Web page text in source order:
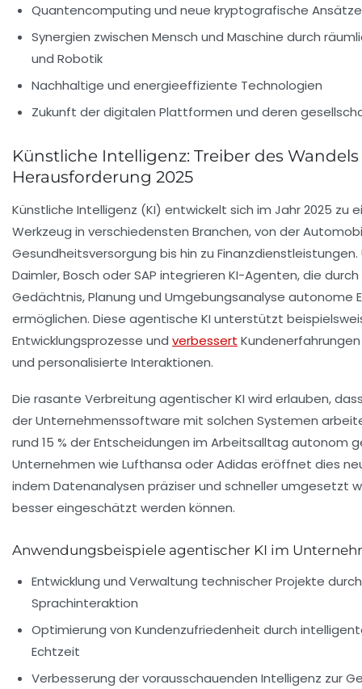
Quantencomputing und neue kryptografische Ansätze
Synergien zwischen Mensch und Maschine durch
und Robotik
Nachhaltige und energieeffiziente Technologien
Zukunft der digitalen Plattformen und deren
Künstliche Intelligenz: Treiber des
Herausforderung 2025
Künstliche Intelligenz (KI) entwickelt sich im Jahr 2025 zu
Werkzeug in verschiedensten Branchen, von der
Gesundheitsversorgung bis hin zu
Daimler, Bosch oder SAP integrieren KI-Agenten, die
Gedächtnis, Planung und Umgebungsanalyse autonome
ermöglichen. Diese agentische KI unterstützt
Entwicklungsprozesse und verbessert
und personalisierte Interaktionen.
Die rasante Verbreitung agentischer KI wird erlauben,
der Unternehmenssoftware mit solchen Systemen
rund 15 % der Entscheidungen im Arbeitsalltag autonom
Unternehmen wie Lufthansa oder Adidas eröffnet dies
indem Datenanalysen präziser und schneller umgesetzt
besser eingeschätzt werden können.
Anwendungsbeispiele agentischer KI im
Entwicklung und Verwaltung technischer Projekte
Sprachinteraktion
Optimierung von Kundenzufriedenheit durch
Echtzeit
Verbesserung der vorausschauenden Intelligenz zur